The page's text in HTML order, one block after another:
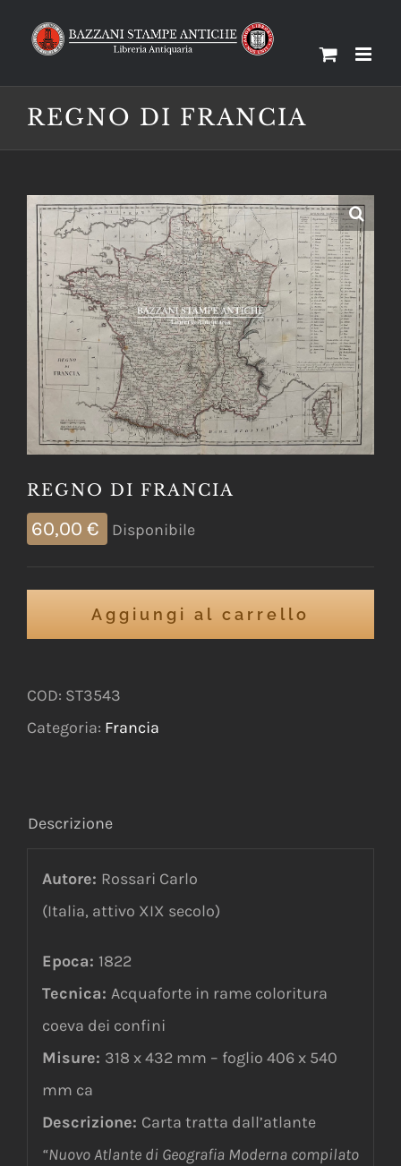
REGNO DI FRANCIA
REGNO DI FRANCIA
60,00 € Disponibile
Aggiungi al carrello
COD: ST3543
Categoria: Francia
Descrizione
Autore: Rossari Carlo
(Italia, attivo XIX secolo)
Epoca: 1822
Tecnica: Acquaforte in rame coloritura
coeva dei confini
Misure: 318 x 432 mm – foglio 406 x 540
mm ca
Descrizione: Carta tratta dall’atlante
“Nuovo Atlante di Geografia Moderna compilato